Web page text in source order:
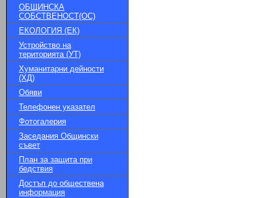
ОБЩИНСКА
СОБСТВЕНОСТ(ОС)
ЕКОЛОГИЯ (ЕК)
Устройство на
територията (УТ)
Хуманитарни дейности
(ХД)
Обяви
Телефонен указател
Фотогалерия
Заседания Общински
съвет
План за защита при
бедствия
Достъп до обществена
информация